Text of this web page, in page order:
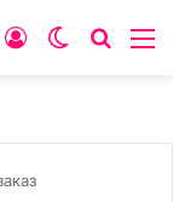
Switch
Войти